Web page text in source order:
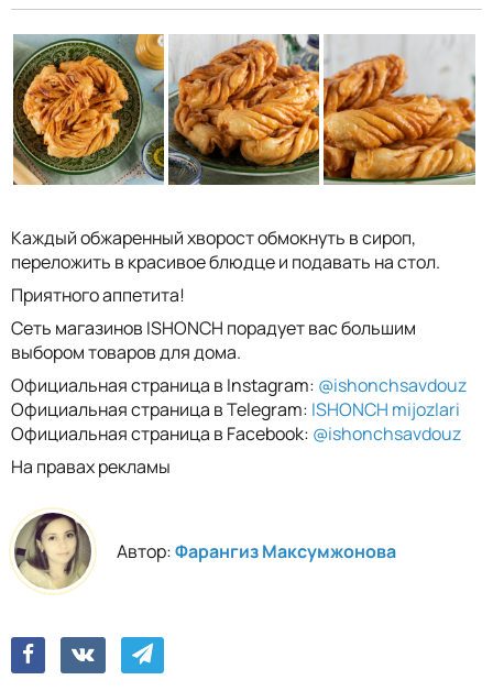
Каждый обжаренный хворост обмокнуть в сироп,
переложить в красивое блюдце и подавать на стол.
Приятного аппетита!
Сеть магазинов ISHONCH порадует вас большим
выбором товаров для дома.
Официальная страница в Instagram: @ishonchsavdouz
Официальная страница в Telegram: ISHONCH mijozlari
Официальная страница в Facebook: @ishonchsavdouz
На правах рекламы
Автор:Фарангиз Максумжонова